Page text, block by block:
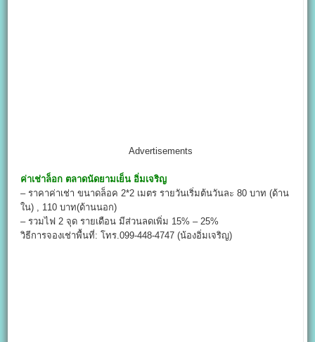
Advertisements
ค่าเช่าล็อก ตลาดนัดยามเย็น อิ่มเจริญ
– ราคาค่าเช่า ขนาดล็อค 2*2 เมตร รายวันเริ่มต้นวันละ 80 บาท (ด้าน
ใน) , 110 บาท(ด้านนอก)
– รวมไฟ 2 จุด รายเดือน มีส่วนลดเพิ่ม 15% – 25%
วิธีการจองเช่าพื้นที่: โทร.099-448-4747 (น้องอิ่มเจริญ)